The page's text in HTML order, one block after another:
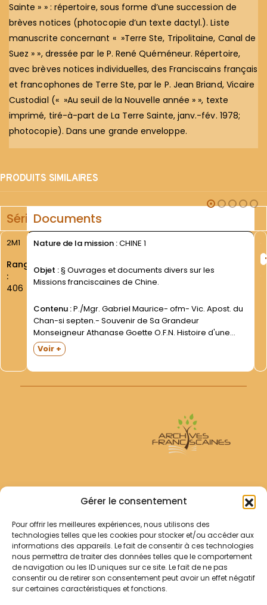
Gérer le consentement
Pour offrir les meilleures expériences, nous utilisons des
technologies telles que les cookies pour stocker et/ou accéder aux
informations des appareils. Le fait de consentir à ces technologies
nous permettra de traiter des données telles que le comportement
de navigation ou les ID uniques sur ce site. Le fait de ne pas
consentir ou de retirer son consentement peut avoir un effet négatif
sur certaines caractéristiques et fonctions.
Sainte » » : répertoire, sous forme d’une succession de
brèves notices (photocopie d’un texte dactyl.). Liste
manuscrite concernant « »Terre Ste, Tripolitaine, Canal de
Suez » », dressée par le P. René Quéméneur. Répertoire,
avec brèves notices individuelles, des Franciscains français
et francophones de Terre Ste, par le P. Jean Briand, Vicaire
Custodial (« »Au seuil de la Nouvelle année » », texte
imprimé, tiré-à-part de La Terre Sainte, janv.-fév. 1978;
photocopie). Dans une grande enveloppe.
PRODUITS SIMILAIRES
SérieDocuments
2M1
Rang
:
406
Nature de la mission :CHINE 1
Objet :§ Ouvrages et documents divers sur les
Missions franciscaines de Chine.
Contenu :P./Mgr. Gabriel Maurice- ofm- Vic. Apost. du
Chan-si septen.- Souvenir de Sa Grandeur
Monseigneur Athanase Goette O.F.N. Histoire d'une
Mission franciscaine...Sans adresse typographique-
s.d. 123 + 44 p. Relié demi-toile noire. P. Bernward H.
Voir +
Archives Franciscaines
RECHERCHER
Comment chercher ?
Les archives
Notre démarche